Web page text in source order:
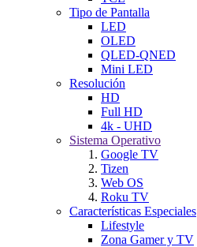
Tipo de Pantalla
LED
OLED
QLED-QNED
Mini LED
Resolución
HD
Full HD
4k - UHD
Sistema Operativo
Google TV
Tizen
Web OS
Roku TV
Características Especiales
Lifestyle
Zona Gamer y TV